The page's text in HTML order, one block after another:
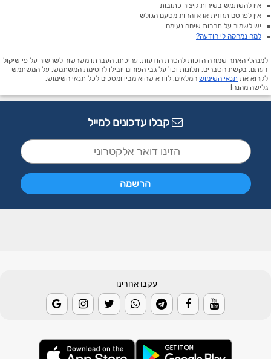
אין להשתמש בשירות קיצור כתובות
אין לפרסם תחזית או אזהרות מטעם הגולש
יש לשמור על תרבות שיחה נעימה
למה נמחקה לי הודעה?
למנהלי האתר שמורה הזכות להסרת הודעות, עריכתן, העברתן משרשור לשרשור על פי שיקול
דעתם. בקשת הסברים, תלונות וכו' על גבי הפורום יובילו לחסימת המשתמש. על המשתמש
לקרוא את תנאי השימוש המלאים, לוודא שהוא מבין ומסכים לכל תנאי השימוש.
גלישה מהנה!
קבלו עדכונים למייל
עקבו אחרינו